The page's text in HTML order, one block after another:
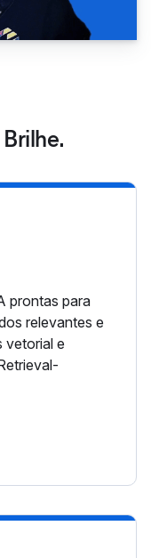
prontas para
relevantes e
vetorial e